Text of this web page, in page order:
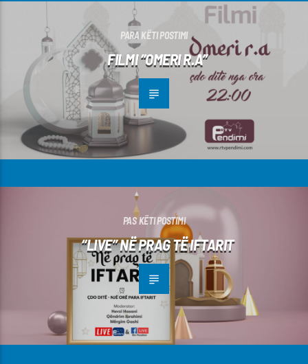
PARA KËTI POSTIMI
FILMI “OMERI R.A”
PAS KËTI POSTIMI
“LIVE” NË PRAG TË IFTARIT